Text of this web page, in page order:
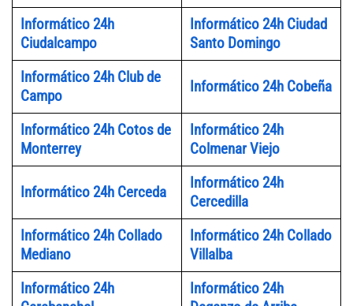
Informático 24h
Ciudalcampo
Informático 24h Ciudad
Santo Domingo
Informático 24h Club de
Campo
Informático 24h Cobeña
Informático 24h Cotos de
Monterrey
Informático 24h
Colmenar Viejo
Informático 24h Cerceda
Informático 24h
Cercedilla
Informático 24h Collado
Mediano
Informático 24h Collado
Villalba
Informático 24h
Informático 24h